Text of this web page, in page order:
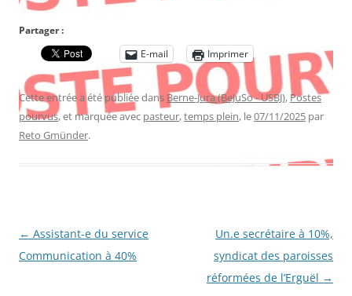
Partager :
E-mail
Imprimer
Cette entrée a été publiée dans Berne-Jura (BeJuSo - USBJ), Postes
pourvus, et marquée avec pasteur,temps plein, le07/11/2025 par
Reto Gmünder.
Navigation
des
← Assistant-e du service
Communication à 40%
Un.e secrétaire à 10%,
syndicat des paroisses
réformées de l’Erguël →